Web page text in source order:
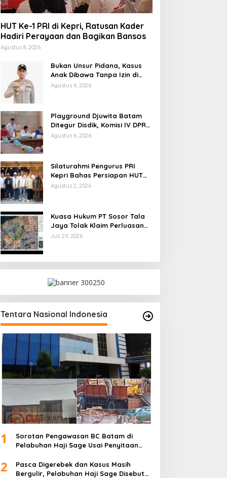
HUT Ke-1 PRI di Kepri, Ratusan Kader
Hadiri Perayaan dan Bagikan Bansos
Agustus 8, 2026
Bukan Unsur Pidana, Kasus
Anak Dibawa Tanpa Izin di
Lubuk Baja Dihentikan
Agustus 6, 2026
Playground Djuwita Batam
Ditegur Disdik, Komisi IV DPRD
Jadwalkan Sidak
Agustus 6, 2026
Silaturahmi Pengurus PRI
Kepri Bahas Persiapan HUT
Ke-1 dan Penguatan
Agustus 2, 2026
Kuasa Hukum PT Sosor Tala
Jaya Tolak Klaim Perluasan
Kampung Tua Batu Merah
Juli 29, 2026
Tentara Nasional Indonesia
1
Sorotan Pengawasan BC Batam di
Pelabuhan Haji Sage Usai Penyitaan
2
Pasca Digerebek dan Kasus Masih
Bergulir, Pelabuhan Haji Sage Disebut